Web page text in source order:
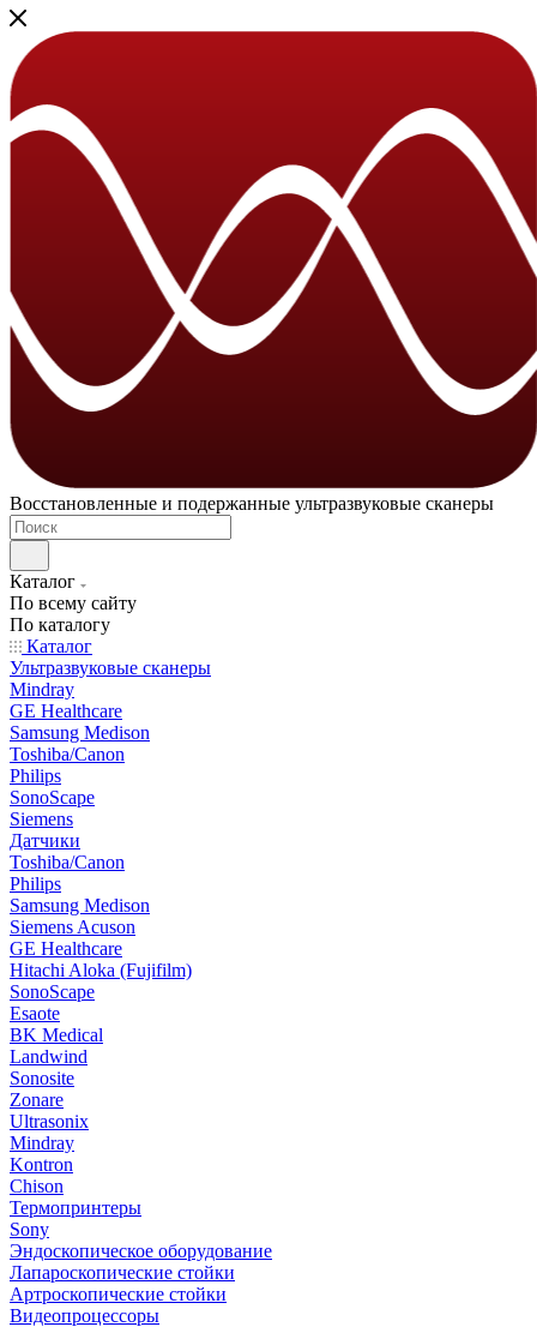
Восстановленные и подержанные ультразвуковые сканеры
Каталог
По всему сайту
По каталогу
Каталог
Ультразвуковые сканеры
Mindray
GE Healthcare
Samsung Medison
Toshiba/Canon
Philips
SonoScape
Siemens
Датчики
Toshiba/Canon
Philips
Samsung Medison
Siemens Acuson
GE Healthcare
Hitachi Aloka (Fujifilm)
SonoScape
Esaote
BK Medical
Landwind
Sonosite
Zonare
Ultrasonix
Mindray
Kontron
Chison
Термопринтеры
Sony
Эндоскопическое оборудование
Лапароскопические стойки
Артроскопические стойки
Видеопроцессоры